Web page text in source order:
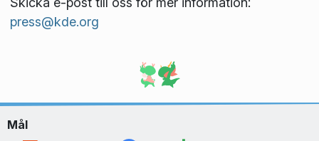
press@kde.org
Mål